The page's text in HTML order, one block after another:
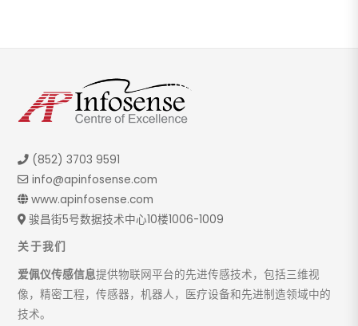
(852) 3703 9591
info@apinfosense.com
www.apinfosense.com
骏昌街5号数据技术中心10楼1006-1009
关于我们
爱佩仪传感信息提供物联网平台的先进传感技术，包括三维视
像，精密工程，传感器，机器人，医疗设备和先进制造领域中的
技术。